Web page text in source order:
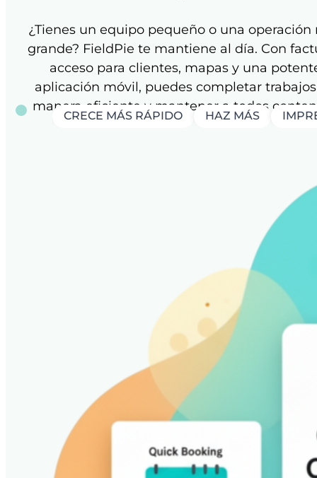
¿Tienes un equipo pequeño o una operación
grande? FieldPie te mantiene al día. Con
acceso para clientes, mapas y una
aplicación móvil, puedes completar
manera eficiente y mantener a todos
CRECE MÁS RÁPIDO HAZ MÁS